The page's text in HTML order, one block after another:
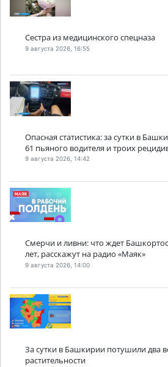
Сестра из медицинского спецназа
9 августа 2026, 16:55
Опасная статистика: за сутки в
61 пьяного водителя и троих
9 августа 2026, 14:42
Смерчи и ливни: что ждет
лет, расскажут на радио «Маяк»
9 августа 2026, 14:00
За сутки в Башкирии потушили два
растительности